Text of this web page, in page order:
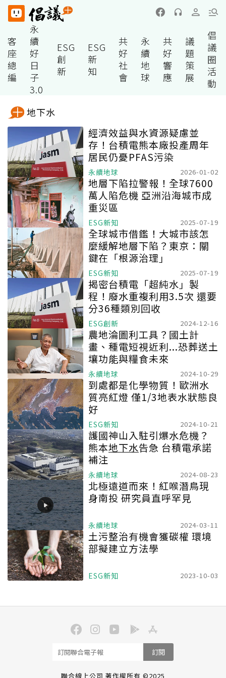
客
座
總
編
永
續
好
日
子
3.0
ESG
創
新
ESG
新
知
共
好
社
會
永
續
地
球
共
好
響
應
議
題
策
展
倡
議
圈
活
動
地下水
經濟效益與水資源疑慮並
存！台積電熊本廠投產周年
居民仍憂PFAS污染
永續地球 2026-01-02
地層下陷拉警報！全球7600
萬人陷危機 亞洲沿海城市成
重災區
ESG新知 2025-07-19
全球城市借鑑！大城市該怎
麼緩解地層下陷？東京：關
鍵在「根源治理」
ESG新知 2025-07-19
揭密台積電「超純水」製
程！廢水重複利用3.5次 還要
分36種類別回收
ESG創新 2024-12-16
農地淪圖利工具？國土計
畫、種電短視近利...恐葬送土
壤功能與糧食未來
永續地球 2024-10-29
到處都是化學物質！歐洲水
質亮紅燈 僅1/3地表水狀態良
好
ESG新知 2024-10-21
護國神山入駐引爆水危機？
熊本地下水告急 台積電承諾
補注
永續地球 2024-08-23
北極遠道而來！紅喉潛鳥現
身南投 研究員直呼罕見
永續地球 2024-03-11
土污整治有機會獲碳權 環境
部擬建立方法學
ESG新知 2023-10-03
訂閱
聯合線上公司 著作權所有 ©2025